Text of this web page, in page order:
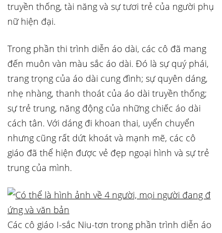
truyền thống, tài năng và sự tươi trẻ của người phụ
nữ hiện đại.
Trong phần thi trình diễn áo dài, các cô đã mang
đến muôn vàn màu sắc áo dài. Đó là sự quý phái,
trang trọng của áo dài cung đình; sự quyên dáng,
nhẹ nhàng, thanh thoát của áo dài truyền thống;
sự trẻ trung, năng động của những chiếc áo dài
cách tân. Với dáng đi khoan thai, uyển chuyển
nhưng cũng rất dứt khoát và mạnh mẽ, các cô
giáo đã thể hiện được vẻ đẹp ngoại hình và sự trẻ
trung của mình.
Các cô giáo I-sắc Niu-tơn trong phần trình diễn áo